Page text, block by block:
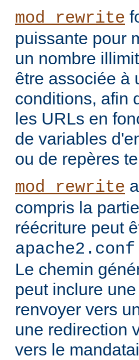
mod_rewrite
puissante pour
un nombre
être associée à
conditions, afin
les URLs en
de variables
ou de repères
mod_rewrite
compris la
réécriture peut
apache2.conf
Le chemin
peut inclure
renvoyer vers
une redirection
vers le